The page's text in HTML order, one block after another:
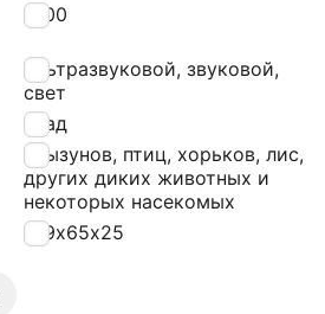
1000
Ультразвуковой, звуковой,
свет
Град
Грызунов, птиц, хорьков, лис,
других диких животных и
некоторых насекомых
109х65х25